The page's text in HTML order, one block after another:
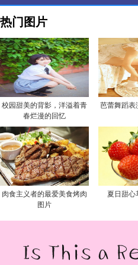
热门图片
校园甜美的背影，洋溢着青
春烂漫的回忆
芭蕾舞蹈表
肉食主义者的最爱美食烤肉
图片
夏日甜心